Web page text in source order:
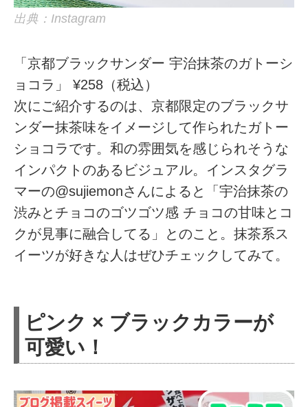
出典：Instagram
「京都ブラックサンダー 宇治抹茶のガトーシ
ョコラ」 ¥258（税込）
次にご紹介するのは、京都限定のブラックサ
ンダー抹茶味をイメージして作られたガトー
ショコラです。和の雰囲気を感じられそうな
インパクトのあるビジュアル。インスタグラ
マーの@sujiemonさんによると「宇治抹茶の
渋みとチョコのゴツゴツ感 チョコの甘味とコ
クが見事に融合してる」とのこと。抹茶系ス
イーツが好きな人はぜひチェックしてみて。
ピンク × ブラックカラーが
可愛い！